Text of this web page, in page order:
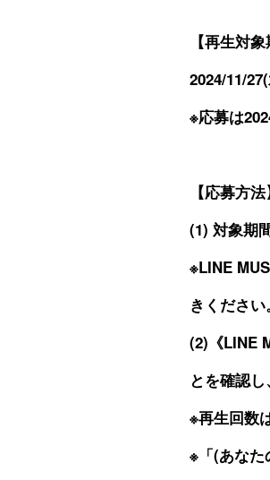
【再生対象
2024/11/
※応募は
【応募方法
(1) 対象期
※LINE
きください。
(2)《LINE
とを確認
※再生回数
※「(あなた